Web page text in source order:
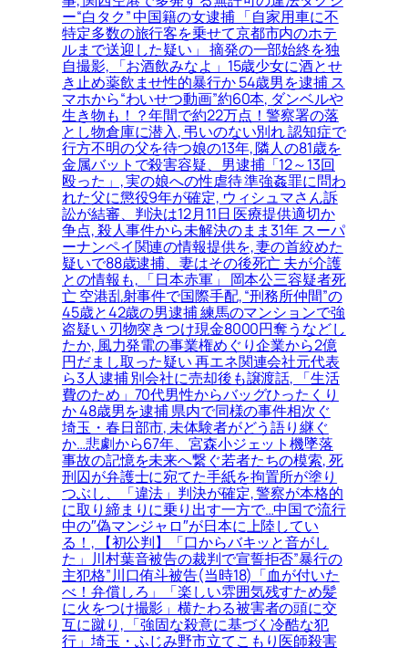
ー“白タク” 中国籍の女逮捕 「自家用車に不
特定多数の旅行客を乗せて京都市内のホテ
ルまで送迎した疑い」 摘発の一部始終を独
自撮影, 「お酒飲みなよ」15歳少女に酒とせ
き止め薬飲ませ性的暴行か 54歳男を逮捕 ス
マホから“わいせつ動画”約60本, ダンベルや
生き物も！？年間で約22万点！警察署の落
とし物倉庫に潜入, 弔いのない別れ 認知症で
行方不明の父を待つ娘の13年, 隣人の81歳を
金属バットで殺害容疑、男逮捕「12～13回
殴った」, 実の娘への性虐待 準強姦罪に問わ
れた父に懲役9年が確定, ウィシュマさん訴
訟が結審、判決は12月11日 医療提供適切か
争点, 殺人事件から未解決のまま31年 スーパ
ーナンペイ関連の情報提供を, 妻の首絞めた
疑いで88歳逮捕、妻はその後死亡 夫が介護
との情報も, 「日本赤軍」 岡本公三容疑者死
亡 空港乱射事件で国際手配, “刑務所仲間”の
45歳と42歳の男逮捕 練馬のマンションで強
盗疑い 刃物突きつけ現金8000円奪うなどし
たか, 風力発電の事業権めぐり企業から2億
円だまし取った疑い 再エネ関連会社元代表
ら3人逮捕 別会社に売却後も譲渡話, 「生活
費のため」70代男性からバッグひったくり
か 48歳男を逮捕 県内で同様の事件相次ぐ
埼玉・春日部市, 未体験者がどう語り継ぐ
か…悲劇から67年、宮森小ジェット機墜落
事故の記憶を未来へ繋ぐ若者たちの模索, 死
刑囚が弁護士に宛てた手紙を拘置所が塗り
つぶし、「違法」判決が確定, 警察が本格的
に取り締まりに乗り出す一方で…中国で流行
中の″偽マンジャロ″が日本に上陸してい
る！, 【初公判】「口からバキッと音がし
た」川村葉音被告の裁判で宣誓拒否”暴行の
主犯格”川口侑斗被告(当時18)「血が付いた
べ！弁償しろ」「楽しい雰囲気残すため髪
に火をつけ撮影」横たわる被害者の頭に交
互に蹴り, 「強固な殺意に基づく冷酷な犯
行」埼玉・ふじみ野市立てこもり医師殺害